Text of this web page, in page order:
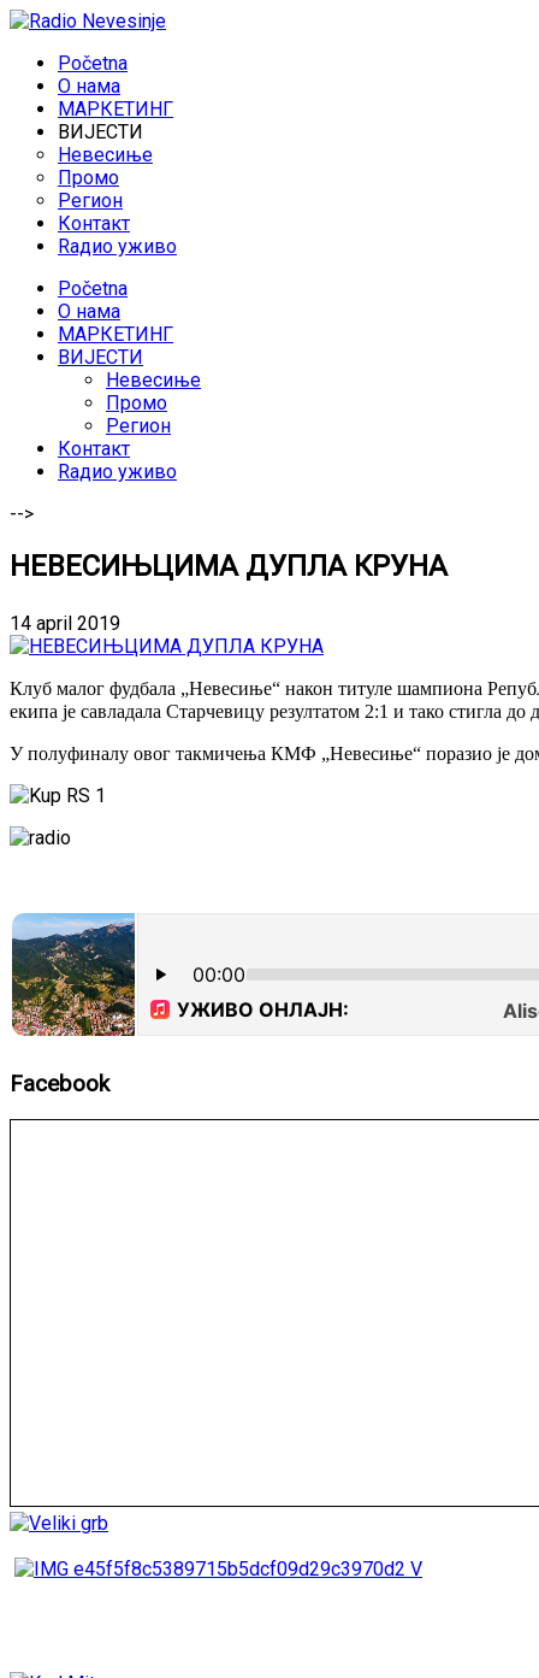
Početna
O нама
МАРКЕТИНГ
ВИЈЕСТИ
Невесиње
Промо
Регион
Контакт
Rадио уживо
Početna
O нама
МАРКЕТИНГ
ВИЈЕСТИ
Невесиње
Промо
Регион
Контакт
Rадио уживо
-->
НЕВЕСИЊЦИМА ДУПЛА КРУНА
14 april 2019
Клуб малог фудбала „Невесиње“ након титуле шампиона
екипа је савладала Старчевицу резултатом 2:1 и тако стигла до
У полуфиналу овог такмичења КМФ „Невесиње“ поразио је
Facebook